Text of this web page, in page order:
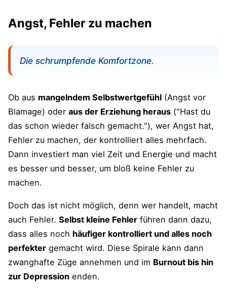
Angst, Fehler zu machen
Die schrumpfende Komfortzone.
Ob aus mangelndem Selbstwertgefühl (Angst vor
Blamage) oder aus der Erziehung heraus ("Hast du
das schon wieder falsch gemacht."), wer Angst hat,
Fehler zu machen, der kontrolliert alles mehrfach.
Dann investiert man viel Zeit und Energie und macht
es besser und besser, um bloß keine Fehler zu
machen.
Doch das ist nicht möglich, denn wer handelt, macht
auch Fehler. Selbst kleine Fehler führen dann dazu,
dass alles noch häufiger kontrolliert und alles noch
perfekter gemacht wird. Diese Spirale kann dann
zwanghafte Züge annehmen und im Burnout bis hin
zur Depression enden.